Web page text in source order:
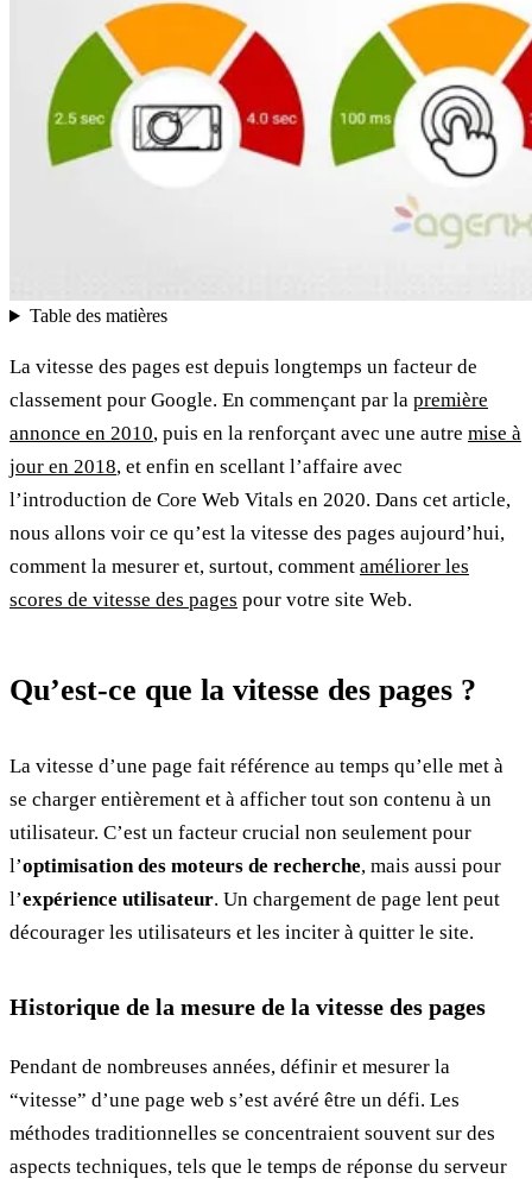
Table des matières
La vitesse des pages est depuis longtemps un facteur de
classement pour Google. En commençant par la première
annonce en 2010, puis en la renforçant avec une autre mise à
jour en 2018, et enfin en scellant l’affaire avec
l’introduction de Core Web Vitals en 2020. Dans cet article,
nous allons voir ce qu’est la vitesse des pages aujourd’hui,
comment la mesurer et, surtout, comment améliorer les
scores de vitesse des pages pour votre site Web.
Qu’est-ce que la vitesse des pages ?
La vitesse d’une page fait référence au temps qu’elle met à
se charger entièrement et à afficher tout son contenu à un
utilisateur. C’est un facteur crucial non seulement pour
l’optimisation des moteurs de recherche, mais aussi pour
l’expérience utilisateur. Un chargement de page lent peut
décourager les utilisateurs et les inciter à quitter le site.
Historique de la mesure de la vitesse des pages
Pendant de nombreuses années, définir et mesurer la
“vitesse” d’une page web s’est avéré être un défi. Les
méthodes traditionnelles se concentraient souvent sur des
aspects techniques, tels que le temps de réponse du serveur